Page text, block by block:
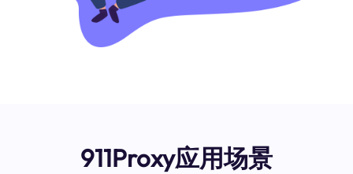
911Proxy应用场景